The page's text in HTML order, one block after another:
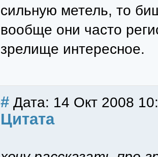
сильную метель, то
вообще они часто
зрелище интересное.
# Дата: 14 Окт 2008
Цитата